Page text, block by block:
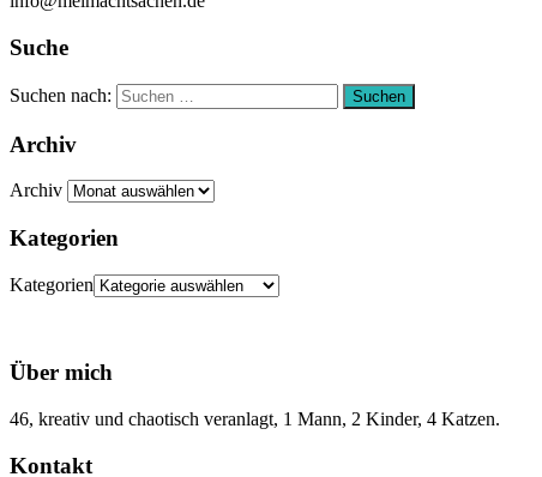
Suche
Suchen nach: Suchen
Archiv
Archiv
Kategorien
Kategorien
Über mich
46, kreativ und chaotisch veranlagt, 1 Mann, 2 Kinder, 4 Katzen.
Kontakt